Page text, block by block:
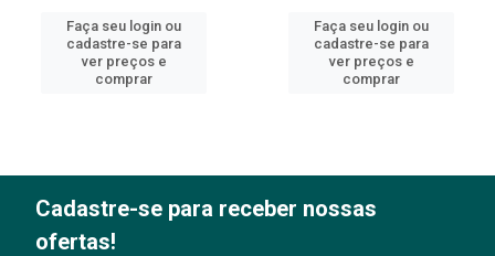
Faça seu login ou
cadastre-se para
ver preços e
comprar
Faça seu login ou
cadastre-se para
ver preços e
comprar
Cadastre-se para receber nossas
ofertas!